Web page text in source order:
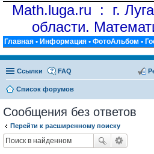
Math.luga.ru : г.
области.
Главная • Информация • ФотоАльбом •
Ссылки FAQ
Список форумов
Сообщения без ответов
Перейти к расширенному поиску